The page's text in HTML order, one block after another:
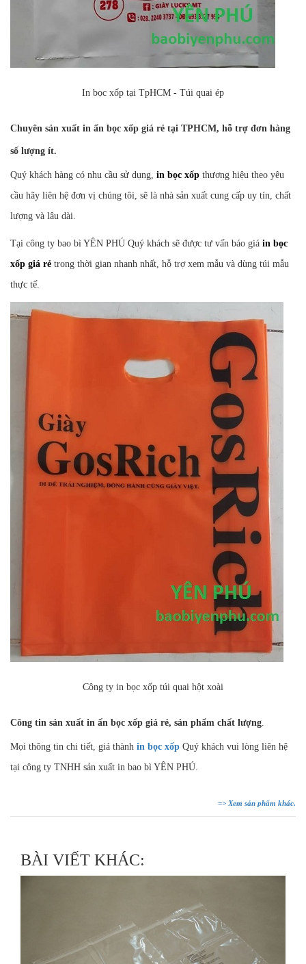
In bọc xốp tại TpHCM - Túi quai ép
Chuyên sản xuất in ấn bọc xốp giá rẻ tại TPHCM, hỗ trợ đơn hàng
số lượng ít.
Quý khách hàng có nhu cầu sử dụng, in bọc xốp thương hiệu theo yêu
cầu hãy liên hệ đơn vị chúng tôi, sẽ là nhà sản xuất cung cấp uy tín, chất
lượng và lâu dài.
Tại công ty bao bì YÊN PHÚ Quý khách sẽ được tư vấn báo giá in bọc
xốp giá rẻ trong thời gian nhanh nhất, hỗ trợ xem mẫu và dùng túi mẫu
thực tế.
Công ty in bọc xốp túi quai hột xoài
Công tin sản xuất in ấn bọc xốp giá rẻ, sản phẩm chất lượng
Mọi thông tin chi tiết, giá thành in bọc xốp Quý khách vui lòng liên hệ
tại công ty TNHH sản xuất in bao bì YÊN PHÚ.
=> Xem sản phẩm khác.
BÀI VIẾT KHÁC: